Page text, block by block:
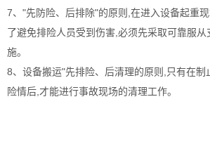
7、"先防险、后排除"的原则,在进入设备起重
了避免排险人员受到伤害,必须先采取可靠服
施。
8、设备搬运"先排险、后清理的原则,只有在制
险情后,才能进行事故现场的清理工作。